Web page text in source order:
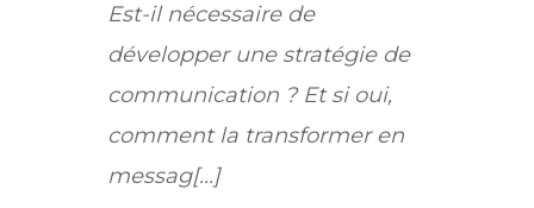
Est-il nécessaire de
développer une stratégie de
communication ? Et si oui,
comment la transformer en
messag[...]